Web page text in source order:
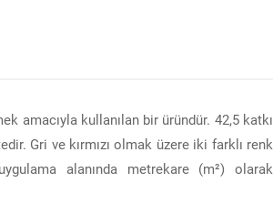
amacıyla kullanılan bir üründür. 42,5 katkı
Gri ve kırmızı olmak üzere iki farklı renk
alanında metrekare (m²) olarak